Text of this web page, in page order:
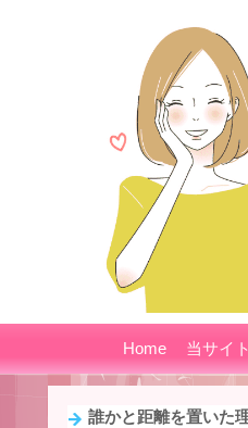
Home 当サイ
誰かと距離を置いた